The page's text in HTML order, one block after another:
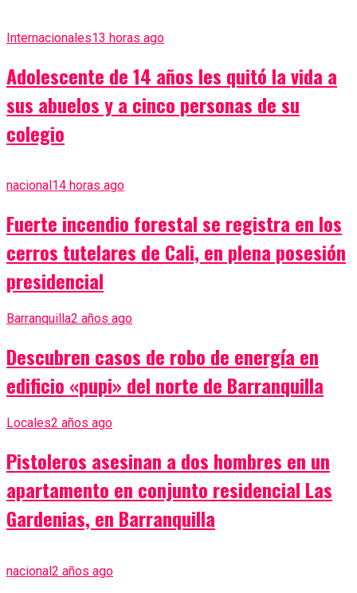
Internacionales13 horas ago
Adolescente de 14 años les quitó la vida a
sus abuelos y a cinco personas de su
colegio
nacional 14 horas ago
Fuerte incendio forestal se registra en los
cerros tutelares de Cali, en plena posesión
presidencial
Barranquilla2 años ago
Descubren casos de robo de energía en
edificio «pupi» del norte de Barranquilla
Locales2 años ago
Pistoleros asesinan a dos hombres en un
apartamento en conjunto residencial Las
Gardenias, en Barranquilla
nacional2 años ago